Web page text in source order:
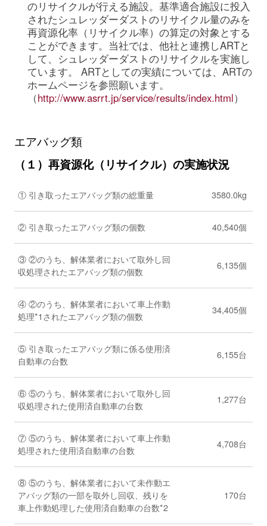
のリサイクルが行える施設。基準適合施設に投入
されたシュレッダーダストのリサイクル量のみを
再資源化率（リサイクル率）の算定の対象とする
ことができます。当社では、他社と連携しARTと
して、シュレッダーダストのリサイクルを実施し
ています。 ARTとしての実績については、ARTの
ホームページを参照願います。
（http://www.asrrt.jp/service/results/index.html）
エアバッグ類
（１）再資源化（リサイクル）の実施状況
① 引き取ったエアバッグ類の総重量 3580.0kg
② 引き取ったエアバッグ類の個数 40,540個
③ ②のうち、解体業者において取外し回
収処理されたエアバッグ類の個数
6,135個
④ ②のうち、解体業者において車上作動
処理*1されたエアバッグ類の個数
34,405個
⑤ 引き取ったエアバッグ類に係る使用済
自動車の台数
6,155台
⑥ ⑤のうち、解体業者において取外し回
収処理された使用済自動車の台数
1,277台
⑦ ⑤のうち、解体業者において車上作動
処理された使用済自動車の台数
4,708台
⑧ ⑤のうち、解体業者において未作動エ
アバッグ類の一部を取外し回収、残りを
車上作動処理した使用済自動車の台数*2
170台